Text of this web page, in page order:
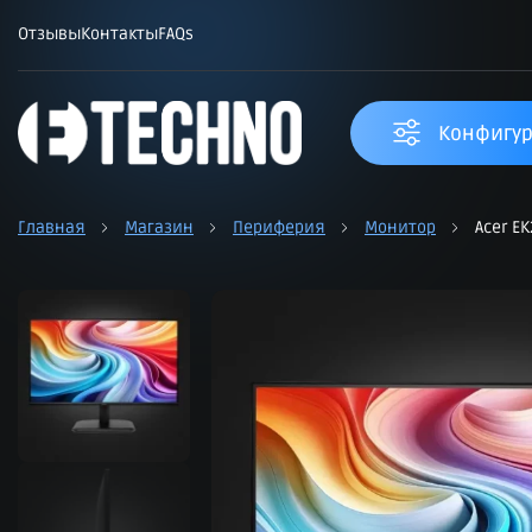
ОтзывыКонтактыFAQs
Главная Магазин Периферия Монитор Acer